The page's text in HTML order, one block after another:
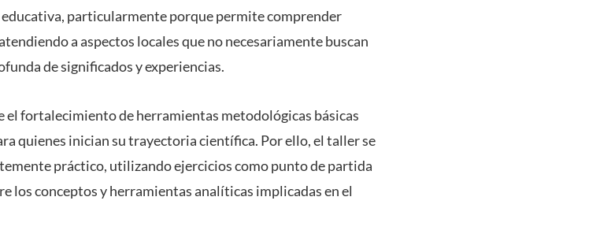
particularmente porque permite comprender
a aspectos locales que no necesariamente buscan
de significados y experiencias.
el fortalecimiento de herramientas metodológicas básicas
quienes inician su trayectoria científica. Por ello, el taller se
práctico, utilizando ejercicios como punto de partida
los conceptos y herramientas analíticas implicadas en el